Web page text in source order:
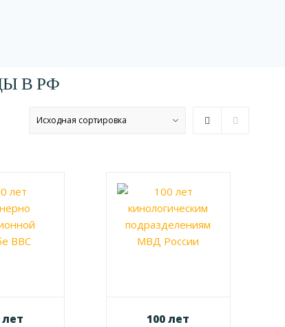
В РФ
лет
100 лет